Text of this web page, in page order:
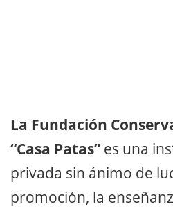
La Fundación
“Casa Patas” es una
privada sin ánimo de
promoción, la